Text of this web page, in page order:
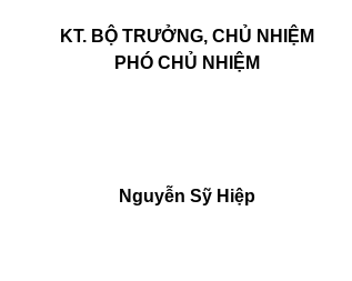
KT. BỘ TRƯỞNG, CHỦ NHIỆM
PHÓ CHỦ NHIỆM
Nguyễn Sỹ Hiệp